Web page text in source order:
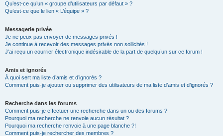
Qu’est-ce qu’un « groupe d’utilisateurs par défaut » ?
Qu’est-ce que le lien « L’équipe » ?
Messagerie privée
Je ne peux pas envoyer de messages privés !
Je continue à recevoir des messages privés non sollicités !
J’ai reçu un courrier électronique indésirable de la part de quelqu’un sur ce forum !
Amis et ignorés
À quoi sert ma liste d’amis et d’ignorés ?
Comment puis-je ajouter ou supprimer des utilisateurs de ma liste d’amis et d’ignorés ?
Recherche dans les forums
Comment puis-je effectuer une recherche dans un ou des forums ?
Pourquoi ma recherche ne renvoie aucun résultat ?
Pourquoi ma recherche renvoie à une page blanche ?!
Comment puis-je rechercher des membres ?